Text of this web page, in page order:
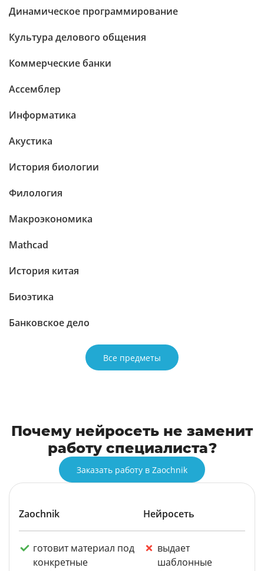
Динамическое программирование
Культура делового общения
Коммерческие банки
Ассемблер
Информатика
Акустика
История биологии
Филология
Макроэкономика
Mathcad
История китая
Биоэтика
Банковское дело
Все предметы
Почему нейросеть не заменит
работу специалиста?
Заказать работу в Zaochnik
Zaochnik Нейросеть
готовит материал под
конкретные
выдает
шаблонные